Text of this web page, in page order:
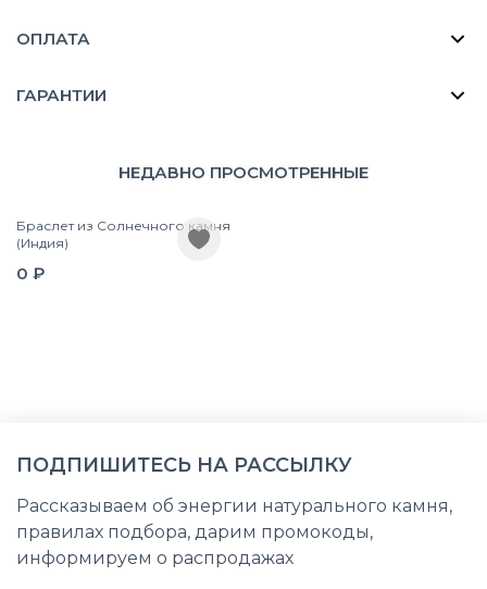
ОПЛАТА
ГАРАНТИИ
НЕДАВНО ПРОСМОТРЕННЫЕ
Браслет из Солнечного камня
(Индия)
0 ₽
ПОДПИШИТЕСЬ НА РАССЫЛКУ
Рассказываем об энергии натурального камня,
правилах подбора, дарим промокоды,
информируем о распродажах